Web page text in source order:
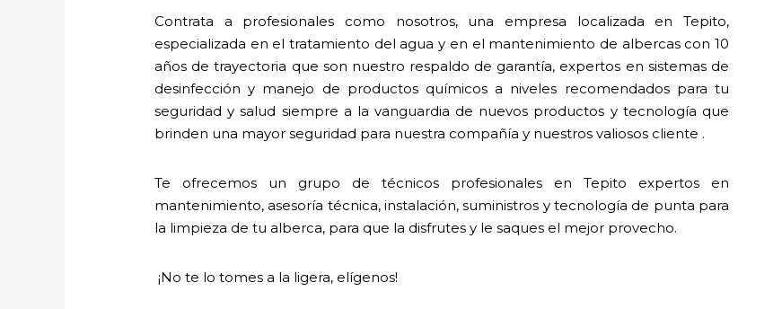
Contrata a profesionales como nosotros, una empresa localizada en Tepito,
especializada en el tratamiento del agua y en el mantenimiento de albercas con 10
años de trayectoria que son nuestro respaldo de garantía, expertos en sistemas de
desinfección y manejo de productos químicos a niveles recomendados para tu
seguridad y salud siempre a la vanguardia de nuevos productos y tecnología que
brinden una mayor seguridad para nuestra compañía y nuestros valiosos cliente .
Te ofrecemos un grupo de técnicos profesionales en Tepito expertos en
mantenimiento, asesoría técnica, instalación, suministros y tecnología de punta para
la limpieza de tu alberca, para que la disfrutes y le saques el mejor provecho.
¡No te lo tomes a la ligera, elígenos!